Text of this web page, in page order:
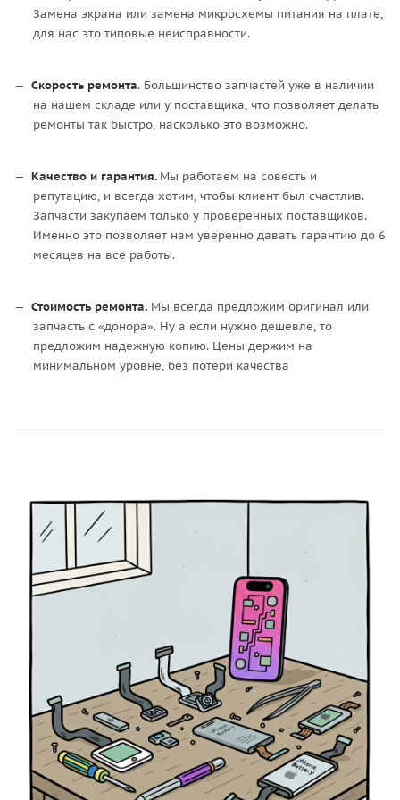
Замена экрана или замена микросхемы питания на плате,
для нас это типовые неисправности.
Скорость ремонта. Большинство запчастей уже в наличии
на нашем складе или у поставщика, что позволяет делать
ремонты так быстро, насколько это возможно.
Качество и гарантия. Мы работаем на совесть и
репутацию, и всегда хотим, чтобы клиент был счастлив.
Запчасти закупаем только у проверенных поставщиков.
Именно это позволяет нам уверенно давать гарантию до 6
месяцев на все работы.
Стоимость ремонта. Мы всегда предложим оригинал или
запчасть с «донора». Ну а если нужно дешевле, то
предложим надежную копию. Цены держим на
минимальном уровне, без потери качества